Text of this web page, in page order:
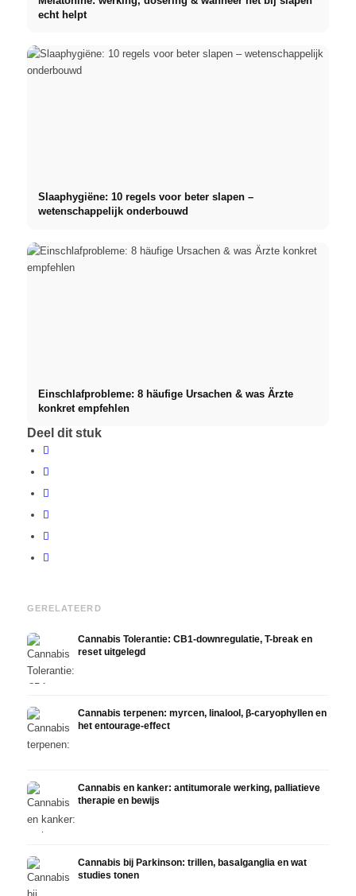
echt helpt
Slaaphygiëne: 10 regels voor beter slapen –
wetenschappelijk onderbouwd
Einschlafprobleme: 8 häufige Ursachen & was Ärzte
konkret empfehlen
Deel dit stuk
GERELATEERD
Cannabis Tolerantie: CB1-downregulatie, T-break en
reset uitgelegd
Cannabis terpenen: myrcen, linalool, β-caryophyllen en
het entourage-effect
Cannabis en kanker: antitumorale werking, palliatieve
therapie en bewijs
Cannabis bij Parkinson: trillen, basalganglia en wat
studies tonen